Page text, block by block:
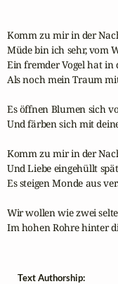
Komm zu mir in der
Müde bin ich sehr, vom
Ein fremder Vogel hat in
Als noch mein Traum
Es öffnen Blumen sich
Und färben sich mit
Komm zu mir in der
Und Liebe eingehüllt
Es steigen Monde aus
Wir wollen wie zwei
Im hohen Rohre hinter
Text Authorship: